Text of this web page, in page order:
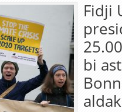
Fidji
bi